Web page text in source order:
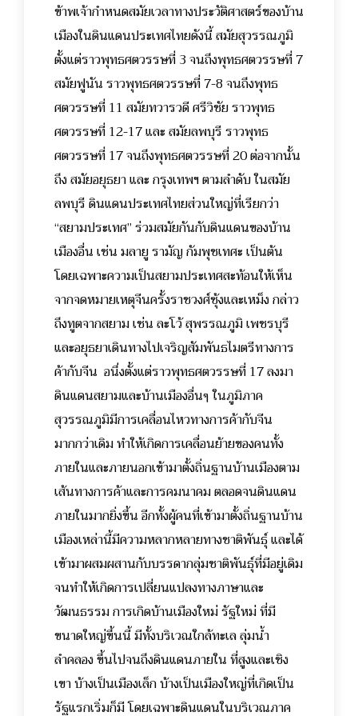
ข้าพเจ้ากำหนดสมัยเวลาทางประวัติศาสตร์ของบ้าน
เมืองในดินแดนประเทศไทยดังนี้ สมัยสุวรรณภูมิ
ตั้งแต่ราวพุทธศตวรรษที่ 3 จนถึงพุทธศตวรรษที่ 7
สมัยฟูนัน ราวพุทธศตวรรษที่ 7-8 จนถึงพุทธ
ศตวรรษที่ 11 สมัยทวารวดี ศรีวิชัย ราวพุทธ
ศตวรรษที่ 12-17 และ สมัยลพบุรี ราวพุทธ
ศตวรรษที่ 17 จนถึงพุทธศตวรรษที่ 20 ต่อจากนั้น
ถึง สมัยอยุธยา และ กรุงเทพฯ ตามลำดับ ในสมัย
ลพบุรี ดินแดนประเทศไทยส่วนใหญ่ที่เรียกว่า
“สยามประเทศ” ร่วมสมัยกันกับดินแดนของบ้าน
เมืองอื่น เช่น มลายู รามัญ กัมพุชเทศะ เป็นต้น
โดยเฉพาะความเป็นสยามประเทศสะท้อนให้เห็น
จากจดหมายเหตุจีนครั้งราชวงศ์ซุ้งและเหม็ง กล่าว
ถึงทูตจากสยาม เช่น ละโว้ สุพรรณภูมิ เพชรบุรี
และอยุธยาเดินทางไปเจริญสัมพันธไมตรีทางการ
ค้ากับจีน อนึ่งตั้งแต่ราวพุทธศตวรรษที่ 17 ลงมา
ดินแดนสยามและบ้านเมืองอื่นๆ ในภูมิภาค
สุวรรณภูมิมีการเคลื่อนไหวทางการค้ากับจีน
มากกว่าเดิม ทำให้เกิดการเคลื่อนย้ายของคนทั้ง
ภายในและภายนอกเข้ามาตั้งถิ่นฐานบ้านเมืองตาม
เส้นทางการค้าและการคมนาคม ตลอดจนดินแดน
ภายในมากยิ่งขึ้น อีกทั้งผู้คนที่เข้ามาตั้งถิ่นฐานบ้าน
เมืองเหล่านี้มีความหลากหลายทางชาติพันธุ์ และได้
เข้ามาผสมผสานกับบรรดากลุ่มชาติพันธุ์ที่มีอยู่เดิม
จนทำให้เกิดการเปลี่ยนแปลงทางภาษาและ
วัฒนธรรม การเกิดบ้านเมืองใหม่ รัฐใหม่ ที่มี
ขนาดใหญ่ขึ้นนี้ มีทั้งบริเวณใกล้ทะเล ลุ่มน้ำ
ลำคลอง ขึ้นไปจนถึงดินแดนภายใน ที่สูงและเชิง
เขา บ้างเป็นเมืองเล็ก บ้างเป็นเมืองใหญ่ที่เกิดเป็น
รัฐแรกเริ่มก็มี โดยเฉพาะดินแดนในบริเวณภาค